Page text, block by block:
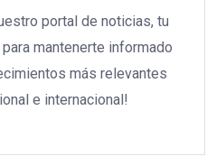
portal de noticias, tu
mantenerte informado
más relevantes
e internacional!